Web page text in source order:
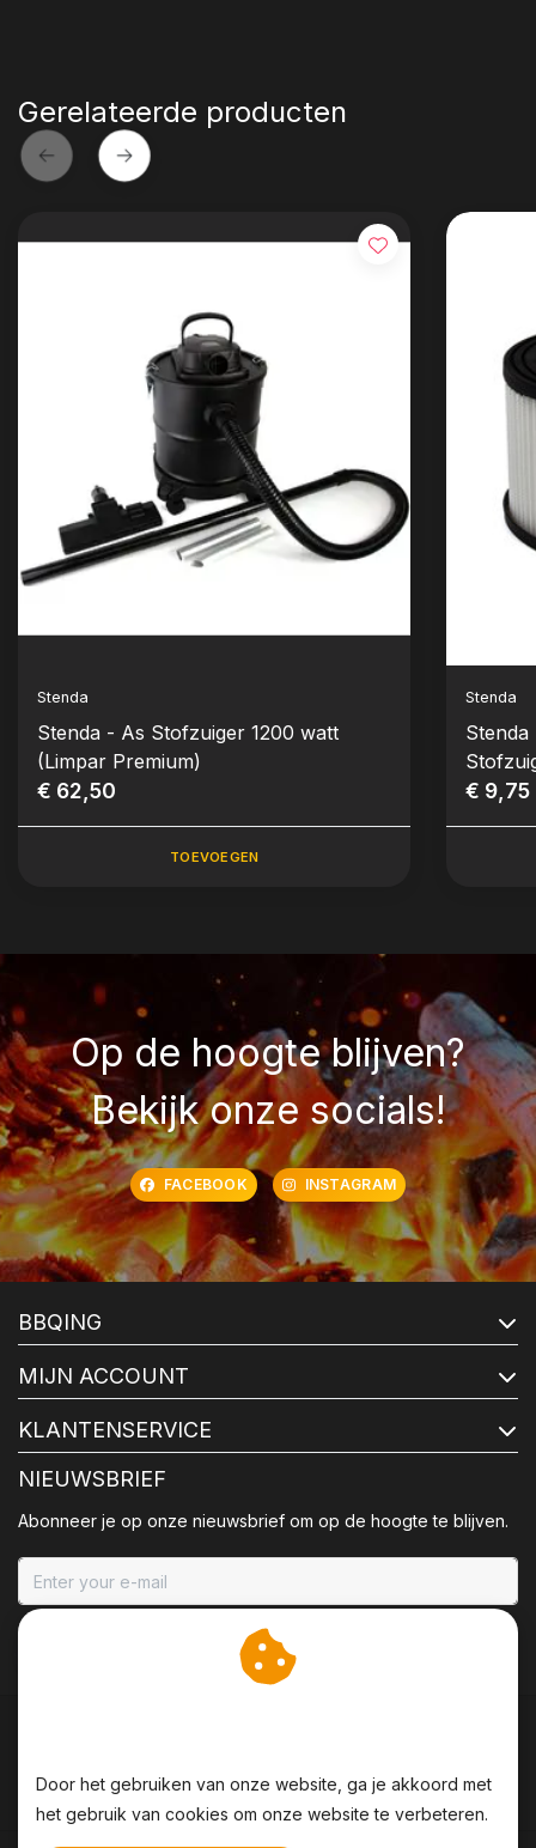
Gerelateerde producten
Stenda
Stenda - As Stofzuiger 1200 watt
(Limpar Premium)
€ 62,50
TOEVOEGEN
Stenda
€ 9,75
Op de hoogte blijven?
Bekijk onze socials!
FACEBOOK INSTAGRAM
BBQING
MIJN ACCOUNT
KLANTENSERVICE
NIEUWSBRIEF
Abonneer je op onze nieuwsbrief om op de hoogte te blijven.
Door het gebruiken van onze website, ga je akkoord met
het gebruik van cookies om onze website te verbeteren.